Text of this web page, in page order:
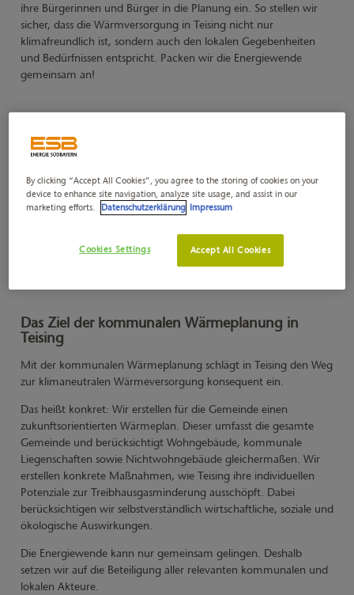
ihre Bürgerinnen und Bürger in die Planung ein. So stellen wir
sicher, dass die Wärmversorgung in Teising nicht nur
klimafreundlich ist, sondern auch den lokalen Gegebenheiten
und Bedürfnissen entspricht. Packen wir die Energiewende
gemeinsam an!
Das Ziel der kommunalen Wärmeplanung in
Teising
Mit der kommunalen Wärmeplanung schlägt in Teising den Weg
zur klimaneutralen Wärmeversorgung konsequent ein.
Das heißt konkret: Wir erstellen für die Gemeinde einen
zukunftsorientierten Wärmeplan. Dieser umfasst die gesamte
Gemeinde und berücksichtigt Wohngebäude, kommunale
Liegenschaften sowie Nichtwohngebäude gleichermaßen. Wir
erstellen konkrete Maßnahmen, wie Teising ihre individuellen
Potenziale zur Treibhausgasminderung ausschöpft. Dabei
berücksichtigen wir selbstverständlich wirtschaftliche, soziale und
ökologische Auswirkungen.
Die Energiewende kann nur gemeinsam gelingen. Deshalb
setzen wir auf die Beteiligung aller relevanten kommunalen und
lokalen Akteure.
By clicking “Accept All Cookies”, you agree to the storing of cookies on your
device to enhance site navigation, analyze site usage, and assist in our
marketing efforts.
Datenschutzerklärung Impressum
Cookies Settings Accept All Cookies